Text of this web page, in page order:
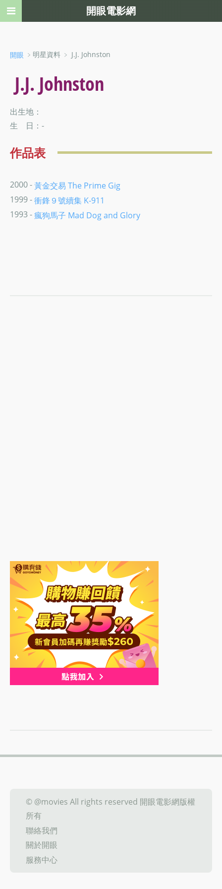
開眼 ﹥明星資料 ﹥ J.J. Johnston
J.J. Johnston
出生地：
生 日：-
作品表
2000 -黃金交易 The Prime Gig
1999 -衝鋒９號續集 K-911
1993 -瘋狗馬子 Mad Dog and Glory
© @movies All rights reserved 開眼電影網版權
所有
聯絡我們
關於開眼
服務中心
開眼電影網